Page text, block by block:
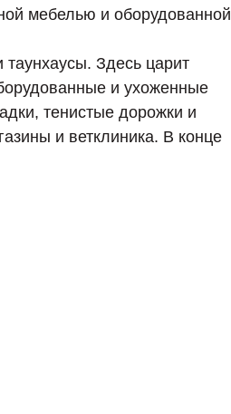
мебелью и оборудованной
Здесь царит
и ухоженные
тенистые дорожки и
и ветклиника. В конце